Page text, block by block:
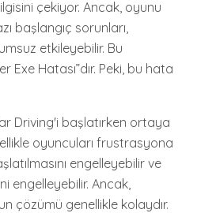
çekiyor. Ancak, oyunu
başlangıç sorunları,
etkileyebilir. Bu
Hatası”dır. Peki, bu hata
Driving'i başlatırken ortaya
oyuncuları frustrasyona
engelleyebilir ve
engelleyebilir. Ancak,
çözümü genellikle kolaydır.